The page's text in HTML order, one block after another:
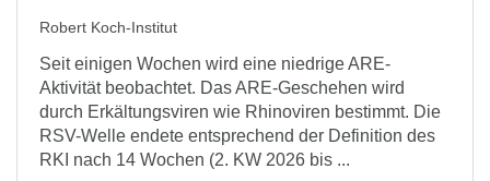
Robert Koch-Institut
Seit einigen Wochen wird eine niedrige ARE-
Aktivität beobachtet. Das ARE-Geschehen wird
durch Erkältungsviren wie Rhinoviren bestimmt. Die
RSV-Welle endete entsprechend der Definition des
RKI nach 14 Wochen (2. KW 2026 bis ...